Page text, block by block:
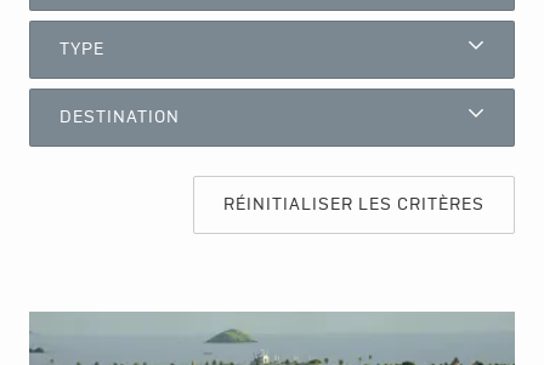
TYPE
DESTINATION
RÉINITIALISER LES CRITÈRES